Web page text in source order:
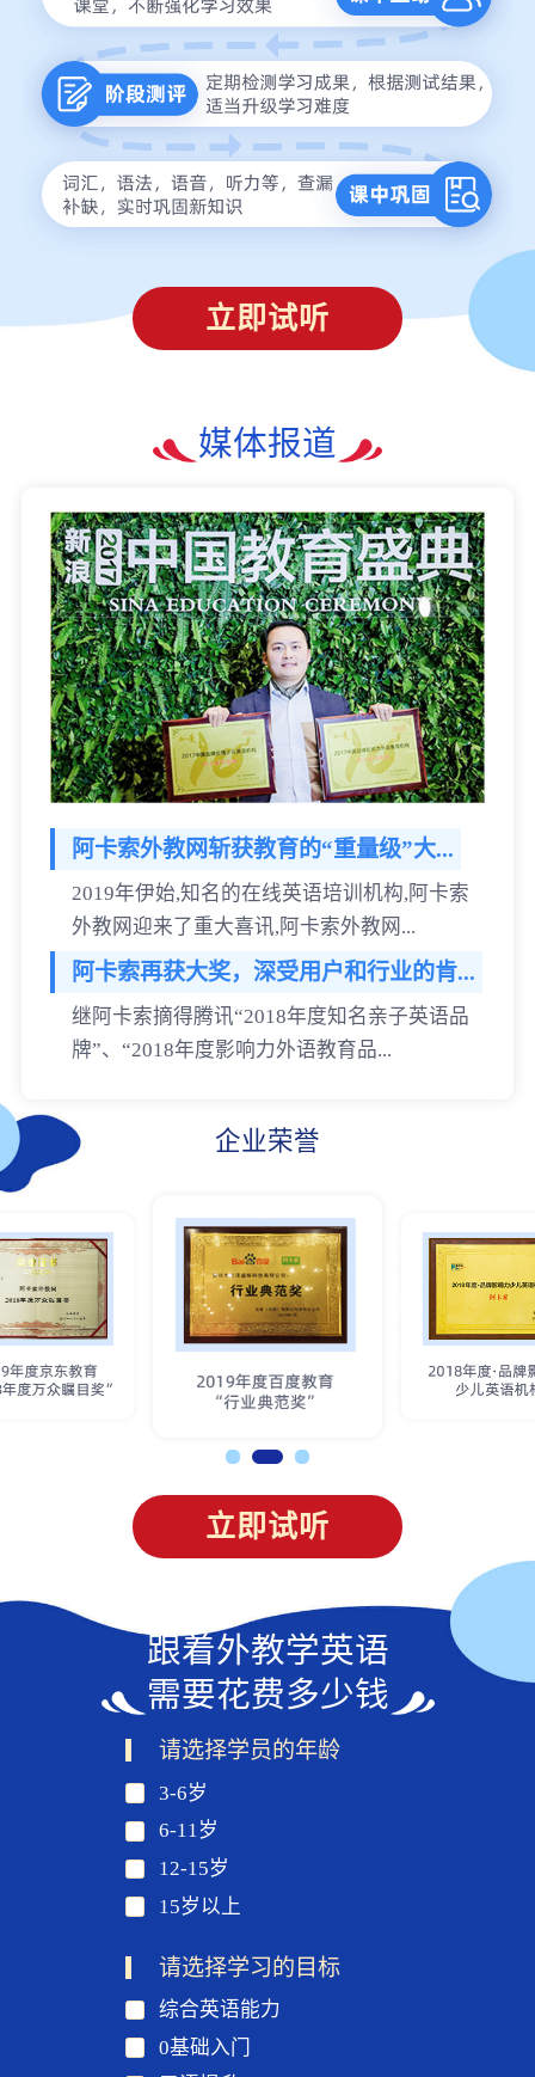
立即试听
媒体报道
阿卡索外教网斩获教育的“重量级”大...
2019年伊始,知名的在线英语培训机构,阿卡索
外教网迎来了重大喜讯,阿卡索外教网...
阿卡索再获大奖，深受用户和行业的肯...
继阿卡索摘得腾讯“2018年度知名亲子英语品
牌”、“2018年度影响力外语教育品...
企业荣誉
立即试听
跟着外教学英语
需要花费多少钱
请选择学员的年龄
3-6岁
6-11岁
12-15岁
15岁以上
请选择学习的目标
综合英语能力
0基础入门